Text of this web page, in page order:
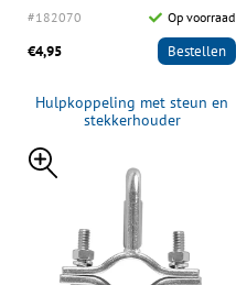
#182070 Op voorraad
€4,95 Bestellen
Hulpkoppeling met steun en
stekkerhouder